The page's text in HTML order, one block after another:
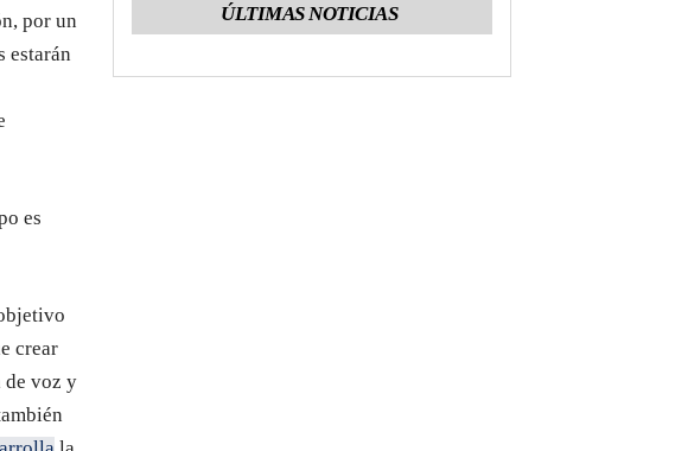
por un
estarán
es
crear
de voz y
ÚLTIMAS NOTICIAS